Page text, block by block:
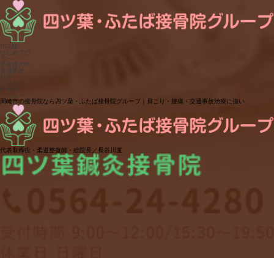
HOME
はじめての
方へ
患者様の声
交通事故
対応
アクセス
料金表
メニュー
岡崎市の接骨院なら四ツ葉・ふたば接骨院グループ｜肩こり・腰痛・交通事故治療に強い
代表取締役・柔道整復師・総院長／長谷川渡